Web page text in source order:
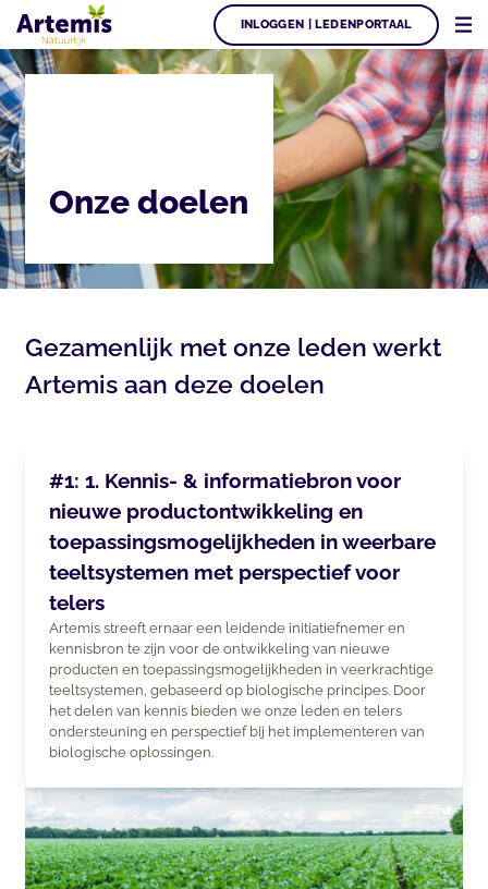
INLOGGEN | LEDENPORTAAL
Onze doelen
Gezamenlijk met onze leden werkt
Artemis aan deze doelen
#1: 1. Kennis- & informatiebron voor
nieuwe productontwikkeling en
toepassingsmogelijkheden in weerbare
teeltsystemen met perspectief voor
telers
Artemis streeft ernaar een leidende initiatiefnemer en
kennisbron te zijn voor de ontwikkeling van nieuwe
producten en toepassingsmogelijkheden in veerkrachtige
teeltsystemen, gebaseerd op biologische principes. Door
het delen van kennis bieden we onze leden en telers
ondersteuning en perspectief bij het implementeren van
biologische oplossingen.